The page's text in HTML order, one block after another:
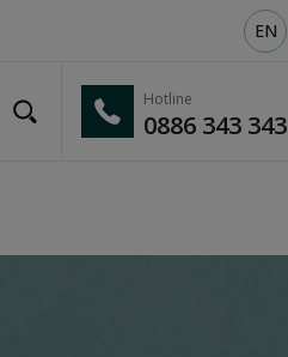
EN
Hotline
0886 343 343